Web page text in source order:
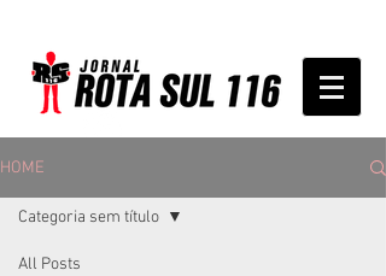
HOME
All Posts
Categoria sem título